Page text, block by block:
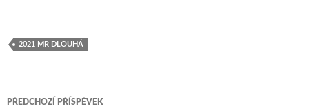
2021 MR DLOUHÁ
PŘEDCHOZÍ PŘÍSPĚVEK